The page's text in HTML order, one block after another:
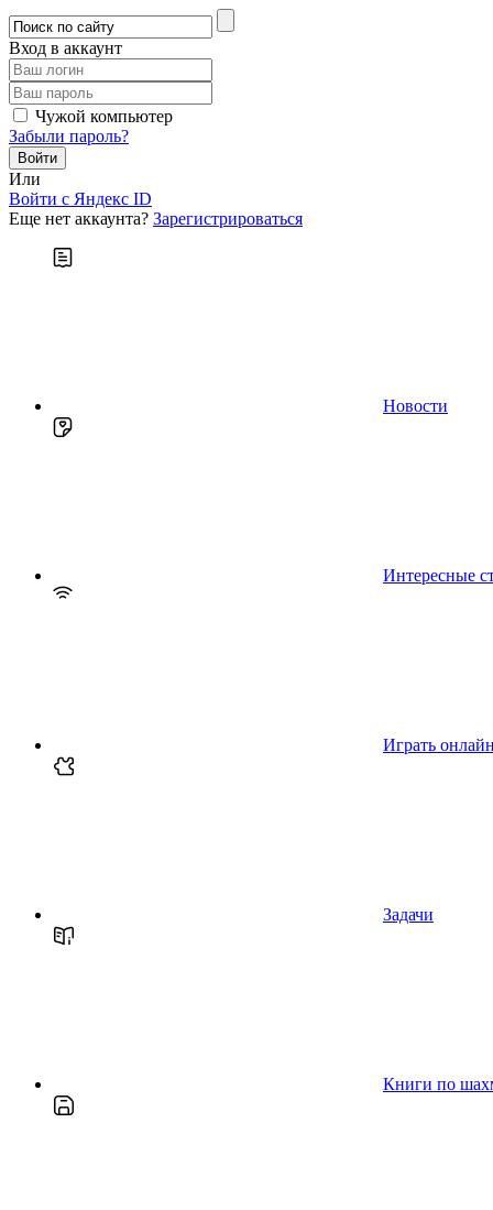
Вход в аккаунт
Чужой компьютер
Забыли пароль?
Или
Войти c Яндекс ID
Еще нет аккаунта? Зарегистрироваться
Новости
Интересные
Играть онлайн
Задачи
Книги по